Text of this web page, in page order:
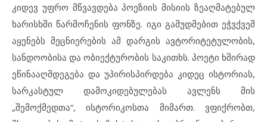
კიდევ უფრო მწვავდება პოეზიის მისიის ზეაღმატებულ
ხარისხში წარმოჩენის ფონზე. იგი გამუდმებით ეჭვქვეშ
აყენებს მეცნიერების ამ დარგის ავტორიტეტულობის,
სანდოობისა და ობიექტურობის საკითხს. პოეტი ხშირად
ეწინააღმდეგება და უპირისპირდება კიდეც ისტორიას,
სარკასტულ დამოკიდებულებას ავლენს მის
„შემოქმედთა“, ისტორიკოსთა მიმართ. ვფიქრობთ,